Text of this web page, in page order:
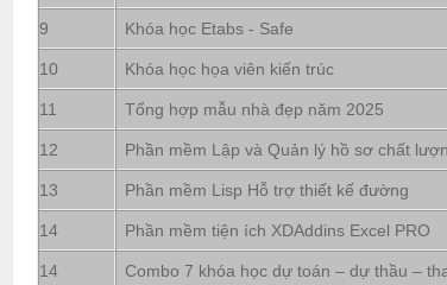
9 Khóa học Etabs - Safe
10 Khóa học họa viên kiến trúc
11 Tổng hợp mẫu nhà đẹp năm 2025
12 Phần mềm Lập và Quản lý hồ sơ chất
13 Phần mềm Lisp Hỗ trợ thiết kế đường
14 Phần mềm tiện ích XDAddins Excel PRO
14 Combo 7 khóa học dự toán – dự thầu –